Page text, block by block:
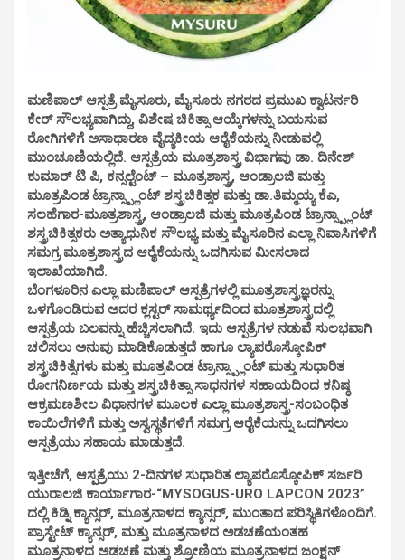
ಮಣಿಪಾಲ್ ಆಸ್ಪತ್ರೆ ಮೈಸೂರು, ಮೈಸೂರು ನಗರದ ಪ್ರಮುಖ ಕ್ವಾಟರ್ನರಿ
ಕೇರ್ ಸೌಲಭ್ಯವಾಗಿದ್ದು, ವಿಶೇಷ ಚಿಕಿತ್ಸಾ ಆಯ್ಕೆಗಳನ್ನು ಬಯಸುವ
ರೋಗಿಗಳಿಗೆ ಅಸಾಧಾರಣ ವೈದ್ಯಕೀಯ ಆರೈಕೆಯನ್ನು ನೀಡುವಲ್ಲಿ
ಮುಂಚೂಣಿಯಲ್ಲಿದೆ. ಆಸ್ಪತ್ರೆಯ ಮೂತ್ರಶಾಸ್ತ್ರ ವಿಭಾಗವು ಡಾ. ದಿನೇಶ್
ಕುಮಾರ್ ಟಿ ಪಿ, ಕನ್ಸಲ್ಟೆಂಟ್ – ಮೂತ್ರಶಾಸ್ತ್ರ, ಆಂಡ್ರಾಲಜಿ ಮತ್ತು
ಮೂತ್ರಪಿಂಡ ಟ್ರಾನ್ಸ್ಪ್ಲಾಂಟ್ ಶಸ್ತ್ರಚಿಕಿತ್ಸಕ ಮತ್ತು ಡಾ.ತಿಮ್ಮಯ್ಯ ಕೆಎ,
ಸಲಹೆಗಾರ-ಮೂತ್ರಶಾಸ್ತ್ರ, ಆಂಡ್ರಾಲಜಿ ಮತ್ತು ಮೂತ್ರಪಿಂಡ ಟ್ರಾನ್ಸ್ಪ್ಲಾಂಟ್
ಶಸ್ತ್ರಚಿಕಿತ್ಸಕರು ಅತ್ಯಾಧುನಿಕ ಸೌಲಭ್ಯ ಮತ್ತು ಮೈಸೂರಿನ ಎಲ್ಲಾ ನಿವಾಸಿಗಳಿಗೆ
ಸಮಗ್ರ ಮೂತ್ರಶಾಸ್ತ್ರದ ಆರೈಕೆಯನ್ನು ಒದಗಿಸುವ ಮೀಸಲಾದ
ಇಲಾಖೆಯಾಗಿದೆ.
ಬೆಂಗಳೂರಿನ ಎಲ್ಲಾ ಮಣಿಪಾಲ್ ಆಸ್ಪತ್ರೆಗಳಲ್ಲಿ ಮೂತ್ರಶಾಸ್ತ್ರಜ್ಞರನ್ನು
ಒಳಗೊಂಡಿರುವ ಅದರ ಕ್ಲಸ್ಟರ್ ಸಾಮರ್ಥ್ಯದಿಂದ ಮೂತ್ರಶಾಸ್ತ್ರದಲ್ಲಿ
ಆಸ್ಪತ್ರೆಯ ಬಲವನ್ನು ಹೆಚ್ಚಿಸಲಾಗಿದೆ. ಇದು ಆಸ್ಪತ್ರೆಗಳ ನಡುವೆ ಸುಲಭವಾಗಿ
ಚಲಿಸಲು ಅನುವು ಮಾಡಿಕೊಡುತ್ತದೆ ಹಾಗೂ ಲ್ಯಾಪರೊಸ್ಕೋಪಿಕ್
ಶಸ್ತ್ರಚಿಕಿತ್ಸೆಗಳು ಮತ್ತು ಮೂತ್ರಪಿಂಡ ಟ್ರಾನ್ಸ್ಪ್ಲಾಂಟ್ ಮತ್ತು ಸುಧಾರಿತ
ರೋಗನಿರ್ಣಯ ಮತ್ತು ಶಸ್ತ್ರಚಿಕಿತ್ಸಾ ಸಾಧನಗಳ ಸಹಾಯದಿಂದ ಕನಿಷ್ಠ
ಆಕ್ರಮಣಶೀಲ ವಿಧಾನಗಳ ಮೂಲಕ ಎಲ್ಲಾ ಮೂತ್ರಶಾಸ್ತ್ರ-ಸಂಬಂಧಿತ
ಕಾಯಿಲೆಗಳಿಗೆ ಮತ್ತು ಅಸ್ವಸ್ಥತೆಗಳಿಗೆ ಸಮಗ್ರ ಆರೈಕೆಯನ್ನು ಒದಗಿಸಲು
ಆಸ್ಪತ್ರೆಯು ಸಹಾಯ ಮಾಡುತ್ತದೆ.
ಇತ್ತೀಚೆಗೆ, ಆಸ್ಪತ್ರೆಯು 2-ದಿನಗಳ ಸುಧಾರಿತ ಲ್ಯಾಪರೊಸ್ಕೋಪಿಕ್ ಸರ್ಜರಿ
ಯುರಾಲಜಿ ಕಾರ್ಯಾಗಾರ-“MYSOGUS-URO LAPCON 2023”
ದಲ್ಲಿ ಕಿಡ್ನಿ ಕ್ಯಾನ್ಸರ್, ಮೂತ್ರನಾಳದ ಕ್ಯಾನ್ಸರ್, ಮುಂತಾದ ಪರಿಸ್ಥಿತಿಗಳೊಂದಿಗೆ.
ಪ್ರಾಸ್ಟೇಟ್ ಕ್ಯಾನ್ಸರ್, ಮತ್ತು ಮೂತ್ರನಾಳದ ಅಡಚಣೆಯಂತಹ
ಮೂತ್ರನಾಳದ ಅಡಚಣೆ ಮತ್ತು ಶ್ರೋಣಿಯ ಮೂತ್ರನಾಳದ ಜಂಕ್ಷನ್